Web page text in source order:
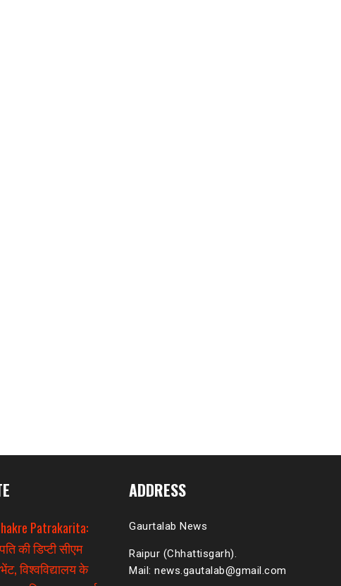
Patrakarita:
की डिप्टी सीएम
विश्वविद्यालय के
ADDRESS
Gaurtalab News
Raipur (Chhattisgarh).
Mail: news.gautalab@gmail.com